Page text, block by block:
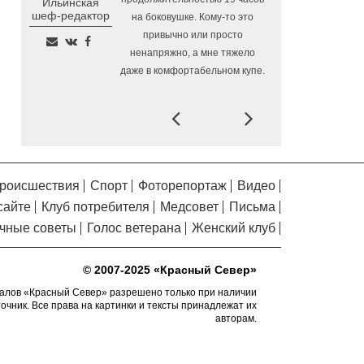
5.08.2026 09:57
Заблудившуюся семью с
двумя детьми нашли в лесу под Вологдой
Шесть вологодских
В Вологде объявлены даты
4.08.2026 16:38 На Вологодчине готовят
общественных наблюдателей к
предстоящим выборам
по «Телефону здоровья»
4.08.2026 15:36 На Горбатом мосту в
Вологде приступили к устройству опор и
Prev
шеф-редактор
на боковушке. Кому-то это
привычно или просто
ненапряжно, а мне тяжело
даже в комфортабельном купе.
Спорт Фоторепортаж
Видео
Клуб потребителя Медсовет
Письма
советы
Голос ветерана Женский клуб
© 2007-2025 «Красный Север»
«Красный Север» разрешено только при наличии
Все права на картинки и тексты принадлежат их
авторам.